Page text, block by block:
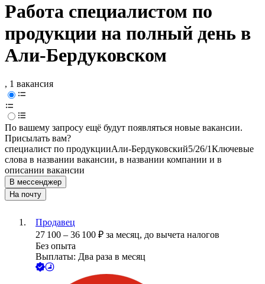
Работа специалистом по
продукции на полный день в
Али-Бердуковском
, 1 вакансия
По вашему запросу ещё будут появляться новые вакансии.
Присылать вам?
специалист по продукцииАли-Бердуковский5/26/1Ключевые
слова в названии вакансии, в названии компании и в
описании вакансии
В мессенджер
На почту
Продавец
27 100 – 36 100 ₽ за месяц, до вычета налогов
Без опыта
Выплаты: Два раза в месяц